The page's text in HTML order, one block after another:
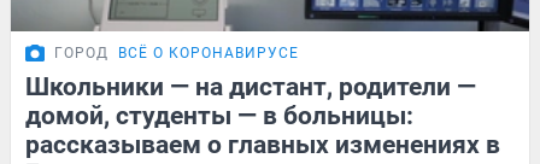
ГОРОД ВСЁ О КОРОНАВИРУСЕ
Школьники — на дистант, родители —
домой, студенты — в больницы:
рассказываем о главных изменениях в